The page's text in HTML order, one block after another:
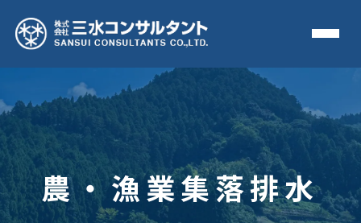
農・漁業集落排水